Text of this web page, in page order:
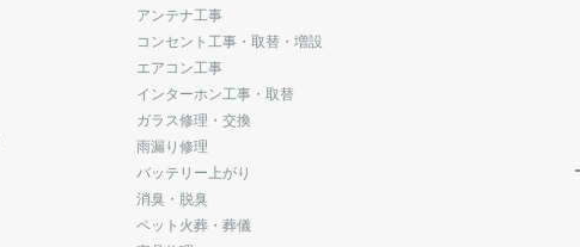
アンテナ工事
コンセント工事・取替・増設
エアコン工事
インターホン工事・取替
ガラス修理・交換
雨漏り修理
バッテリー上がり
消臭・脱臭
ペット火葬・葬儀